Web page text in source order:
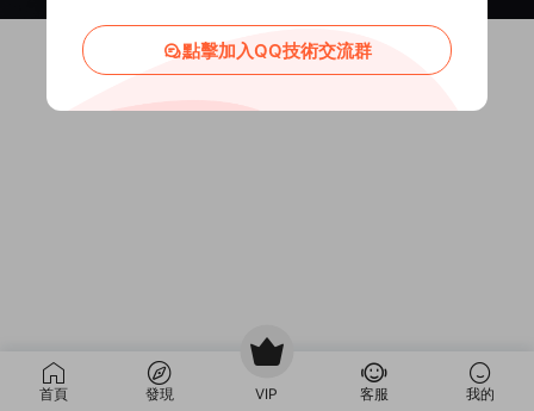
首頁 發現 VIP 客服 我的
點擊加入QQ技術交流群